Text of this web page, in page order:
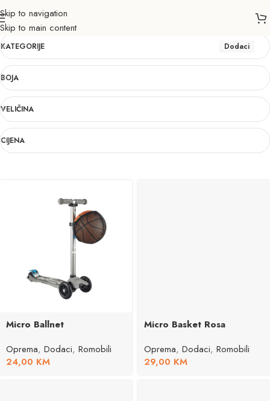
Skip to navigation
Skip to main content
Dodaci
KATEGORIJE Dodaci
BOJA
VELIČINA
CIJENA
Micro Ballnet
Oprema, Dodaci, Romobili
24,00 KM
Micro Basket Rosa
Oprema, Dodaci, Romobili
29,00 KM